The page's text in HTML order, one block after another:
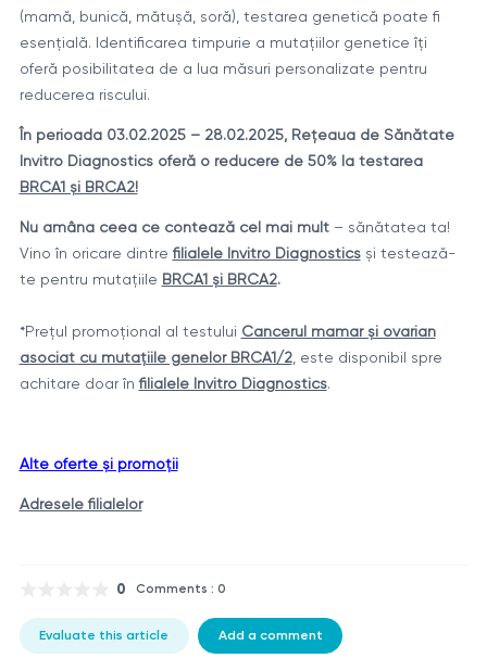
(mamă, bunică, mătușă, soră), testarea genetică poate fi
esențială. Identificarea timpurie a mutațiilor genetice îți
oferă posibilitatea de a lua măsuri personalizate pentru
reducerea riscului.
În perioada 03.02.2025 – 28.02.2025, Rețeaua de Sănătate
Invitro Diagnostics oferă o reducere de 50% la testarea
BRCA1 și BRCA2!
Nu amâna ceea ce contează cel mai mult – sănătatea ta!
Vino în oricare dintrefilialele Invitro Diagnosticsși testează-
te pentru mutațiile BRCA1 și BRCA2.
*Prețul promoțional al testului Cancerul mamar și ovarian
asociat cu mutațiile genelor BRCA1/2, este disponibil spre
achitare doar înfilialele Invitro Diagnostics.
Alte oferte și promoții
Adresele filialelor
0 Comments : 0
Evaluate this article Add a comment